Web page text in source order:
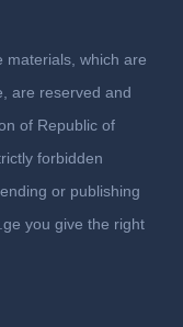
materials, which are
are reserved and
of Republic of
forbidden
or publishing
you give the right